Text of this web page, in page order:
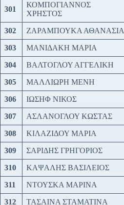
301
ΚΟΜΠΟΓΙΑΝΝΟΣ
ΧΡΗΣΤΟΣ
302 ΖΑΡΑΜΠΟΥΚΑ ΑΘΑΝΑΣΙΑ
303 ΜΑΝΙΔΑΚΗ ΜΑΡΙΑ
304 ΒΑΛΤΟΓΛΟΥ ΑΓΓΕΛΙΚΗ
305 ΜΑΛΛΙΩΡΗ ΜΕΝΗ
306 ΙΩΣΗΦ ΝΙΚΟΣ
307 ΑΣΛΑΝΟΓΛΟΥ ΚΩΣΤΑΣ
308 ΚΙΛΑΖΙΔΟΥ ΜΑΡΙΑ
309 ΣΑΡΙΔΗΣ ΓΡΗΓΟΡΙΟΣ
310 ΚΑΨΑΛΗΣ ΒΑΣΙΛΕΙΟΣ
311 ΝΤΟΥΣΚΑ ΜΑΡΙΝΑ
312 ΤΑΣΑΙΝΑ ΣΤΑΜΑΤΙΝΑ